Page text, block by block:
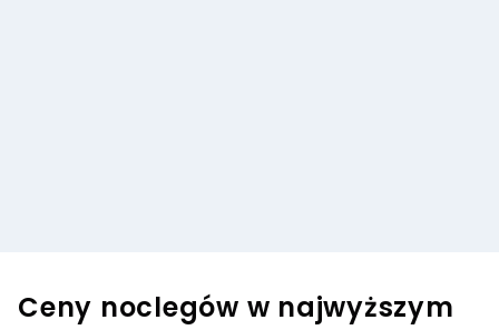
Ceny noclegów w najwyższym